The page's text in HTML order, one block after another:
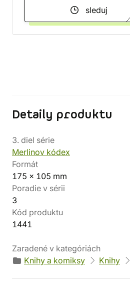
sleduj
Detaily produktu
3. diel série
Merlinov kódex
Formát
175 x 105 mm
Poradie v sérii
3
Kód produktu
1441
Zaradené v kategóriách
Knihy a komiksy
Knihy